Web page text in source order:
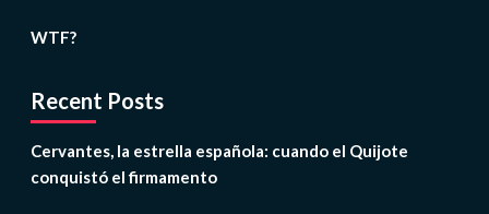
WTF?
Recent Posts
Cervantes, la estrella española: cuando el Quijote
conquistó el firmamento